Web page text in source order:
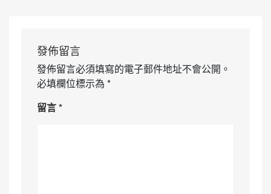
發佈留言
發佈留言必須填寫的電子郵件地址不會公開。
必填欄位標示為 *
留言*